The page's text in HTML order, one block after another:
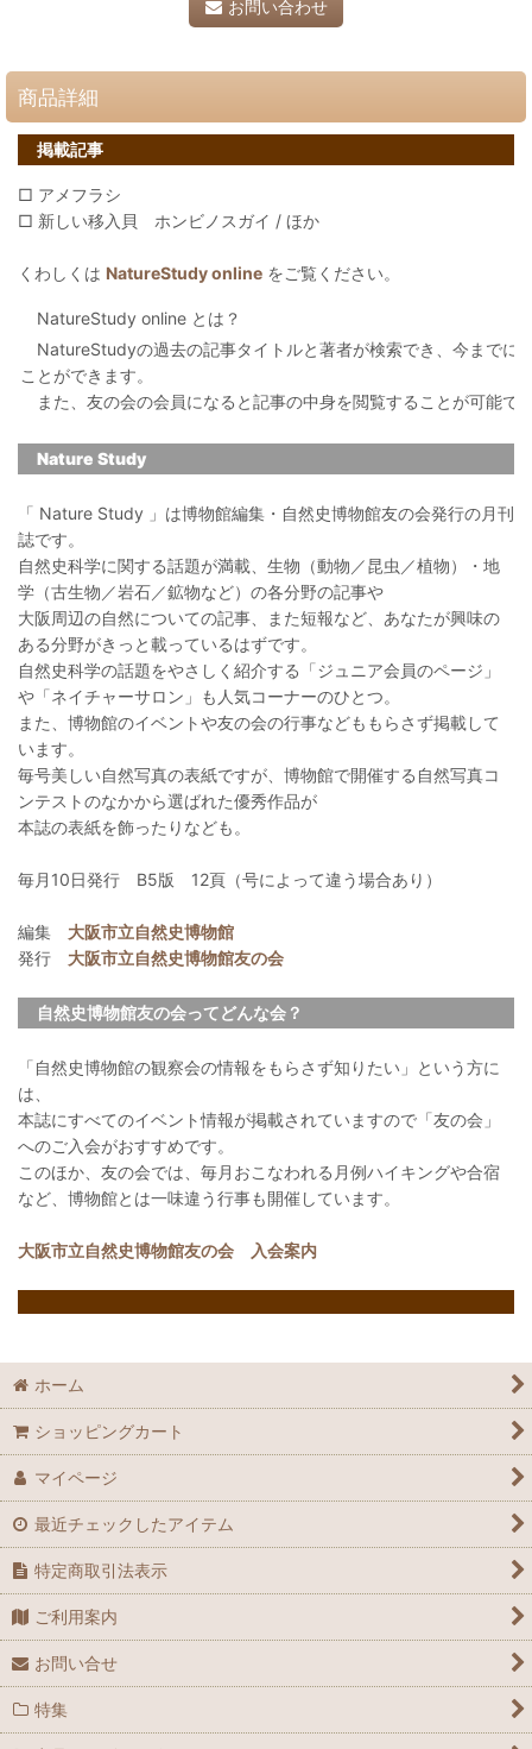
お問い合わせ
商品詳細
掲載記事
□ アメフラシ
□ 新しい移入貝 ホンビノスガイ / ほか
くわしくは NatureStudy online をご覧ください。
NatureStudy online とは？
NatureStudyの過去の記事タイトルと著者が検索でき、今までに
ことができます。
また、友の会の会員になると記事の中身を閲覧することが可能で
Nature Study
「 Nature Study 」は博物館編集・自然史博物館友の会発行の月刊
誌です。
自然史科学に関する話題が満載、生物（動物／昆虫／植物）・地
学（古生物／岩石／鉱物など）の各分野の記事や
大阪周辺の自然についての記事、また短報など、あなたが興味の
ある分野がきっと載っているはずです。
自然史科学の話題をやさしく紹介する「ジュニア会員のページ」
や「ネイチャーサロン」も人気コーナーのひとつ。
また、博物館のイベントや友の会の行事などももらさず掲載して
います。
毎号美しい自然写真の表紙ですが、博物館で開催する自然写真コ
ンテストのなかから選ばれた優秀作品が
本誌の表紙を飾ったりなども。
毎月10日発行 B5版 12頁（号によって違う場合あり）
編集 大阪市立自然史博物館
発行 大阪市立自然史博物館友の会
自然史博物館友の会ってどんな会？
「自然史博物館の観察会の情報をもらさず知りたい」という方に
は、
本誌にすべてのイベント情報が掲載されていますので「友の会」
へのご入会がおすすめです。
このほか、友の会では、毎月おこなわれる月例ハイキングや合宿
など、博物館とは一味違う行事も開催しています。
大阪市立自然史博物館友の会 入会案内
ホーム
ショッピングカート
マイページ
最近チェックしたアイテム
特定商取引法表示
ご利用案内
お問い合せ
特集